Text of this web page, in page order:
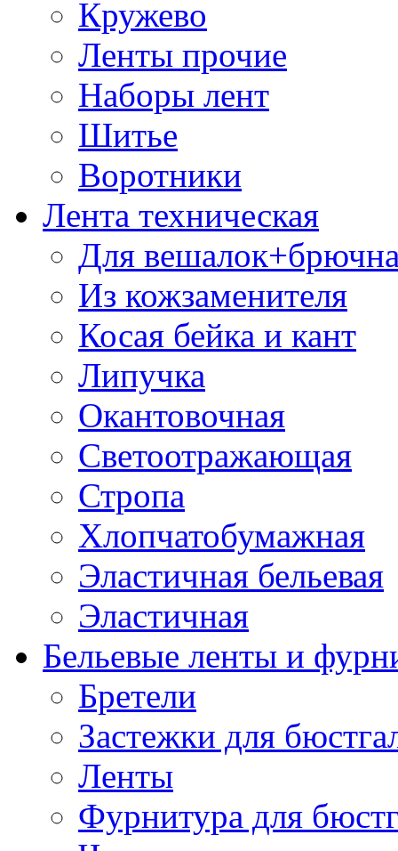
Кружево
Ленты прочие
Наборы лент
Шитье
Воротники
Лента техническая
Для
Из кожзаменителя
Косая бейка и кант
Липучка
Окантовочная
Светоотражающая
Стропа
Хлопчатобумажная
Эластичная бельевая
Эластичная
Бельевые ленты и
Бретели
Застежки для
Ленты
Фурнитура для